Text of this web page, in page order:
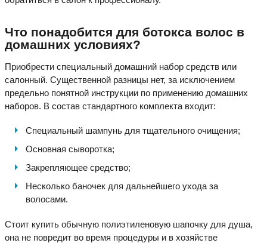
Что понадобится для ботокса волос в
домашних условиях?
Приобрести специальный домашний набор средств или
салонный. Существенной разницы нет, за исключением
предельно понятной инструкции по применению домашних
наборов. В состав стандартного комплекта входит:
Специальный шампунь для тщательного очищения;
Основная сыворотка;
Закрепляющее средство;
Несколько баночек для дальнейшего ухода за
волосами.
Стоит купить обычную полиэтиленовую шапочку для душа,
она не повредит во время процедуры и в хозяйстве